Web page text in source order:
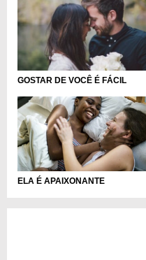
GOSTAR DE VOCÊ É FÁCIL
ELA É APAIXONANTE